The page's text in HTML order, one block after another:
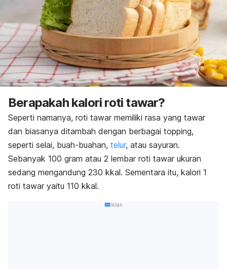
Berapakah kalori roti tawar?
Seperti namanya, roti tawar memiliki rasa yang tawar
dan biasanya ditambah dengan berbagai topping,
seperti selai, buah-buahan, telur, atau sayuran.
Sebanyak 100 gram atau 2 lembar roti tawar ukuran
sedang mengandung 230 kkal. Sementara itu, kalori 1
roti tawar yaitu 110 kkal.
Iklan